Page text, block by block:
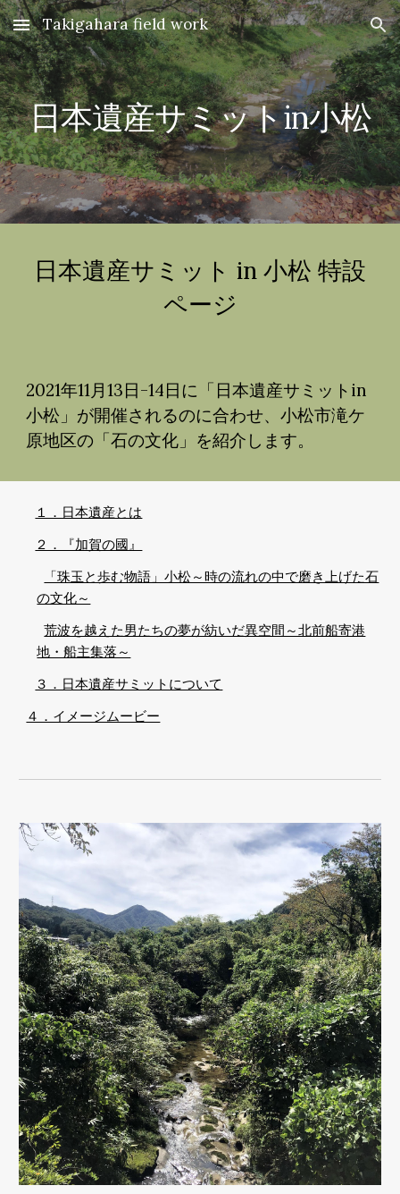
Skip to main content Skip to navigation
Takigahara field work
日本遺産サミットin小松
日本遺産サミット in 小松 特設
ページ
2021年11月13日-14日に「日本遺産サミットin
小松」が開催されるのに合わせ、小松市滝ケ
原地区の「石の文化」を紹介します。
１．日本遺産とは
２．『加賀の國』
「珠玉と歩む物語」小松～時の流れの中で磨き上げた石
の文化～
荒波を越えた男たちの夢が紡いだ異空間～北前船寄港
地・船主集落～
３．日本遺産サミットについて
４．イメージムービー